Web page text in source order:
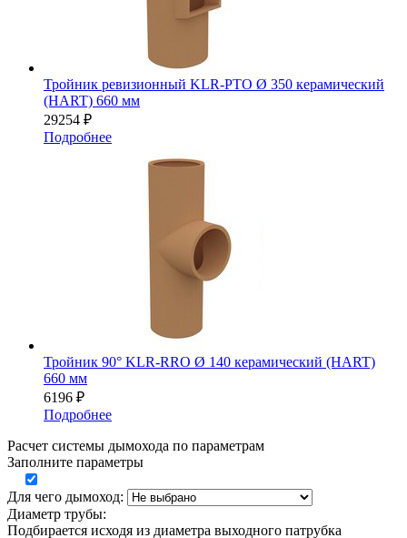
Тройник ревизионный KLR-PTO Ø 350 керамический
(HART) 660 мм
29254 ₽
Подробнее
Тройник 90° KLR-RRO Ø 140 керамический (HART)
660 мм
6196 ₽
Подробнее
Расчет системы дымохода по параметрам
Заполните параметры
Для чего дымоход:
Диаметр трубы:
Подбирается исходя из диаметра выходного патрубка